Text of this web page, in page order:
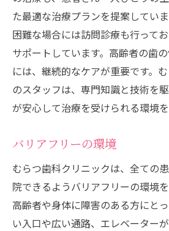
た最適な治療プランを提案してい
困難な場合には訪問診療も行って
サポートしています。高齢者の歯
には、継続的なケアが重要です。
のスタッフは、専門知識と技術を
が安心して治療を受けられる環境を
バリアフリーの環境
むらつ歯科クリニックは、全ての
院できるようバリアフリーの環境
高齢者や身体に障害のある方にと
い入口や広い通路、エレベーター